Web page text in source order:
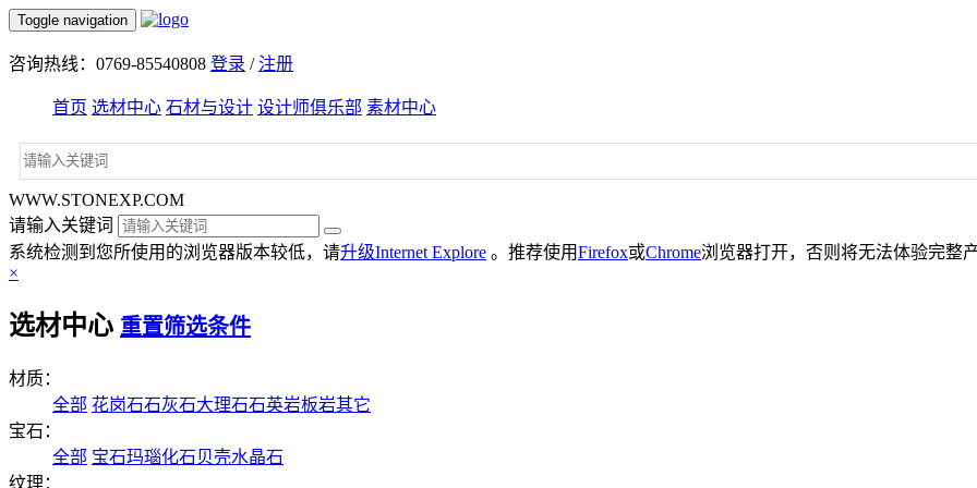
Toggle navigation
咨询热线：0769-85540808 登录 /注册
首页 选材中心 石材与设计 设计师俱乐部 素材中心
WWW.STONEXP.COM
请输入关键词
系统检测到您所使用的浏览器版本较低，请升级Internet Explore 。推荐使用Firefox或Chrome浏览器打开，否则将无法体验完整
×
选材中心 重置筛选条件
材质：
全部 花岗石石灰石大理石石英岩板岩其它
宝石：
全部 宝石玛瑙化石贝壳水晶石
纹理：